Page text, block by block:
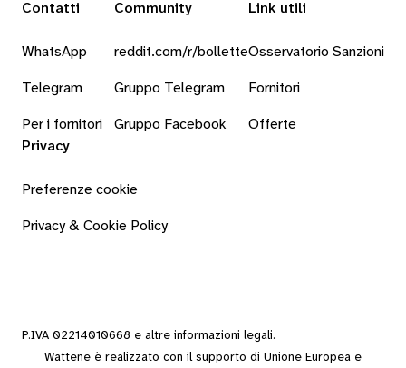
Contatti
WhatsApp
Telegram
Per i fornitori
Community
reddit.com/r/bollette
Gruppo Telegram
Gruppo Facebook
Link utili
Osservatorio Sanzioni
Fornitori
Offerte
Privacy
Preferenze cookie
Privacy & Cookie Policy
P.IVA 02214010668 e altre informazioni legali.
Wattene è realizzato con il supporto di Unione Europea e